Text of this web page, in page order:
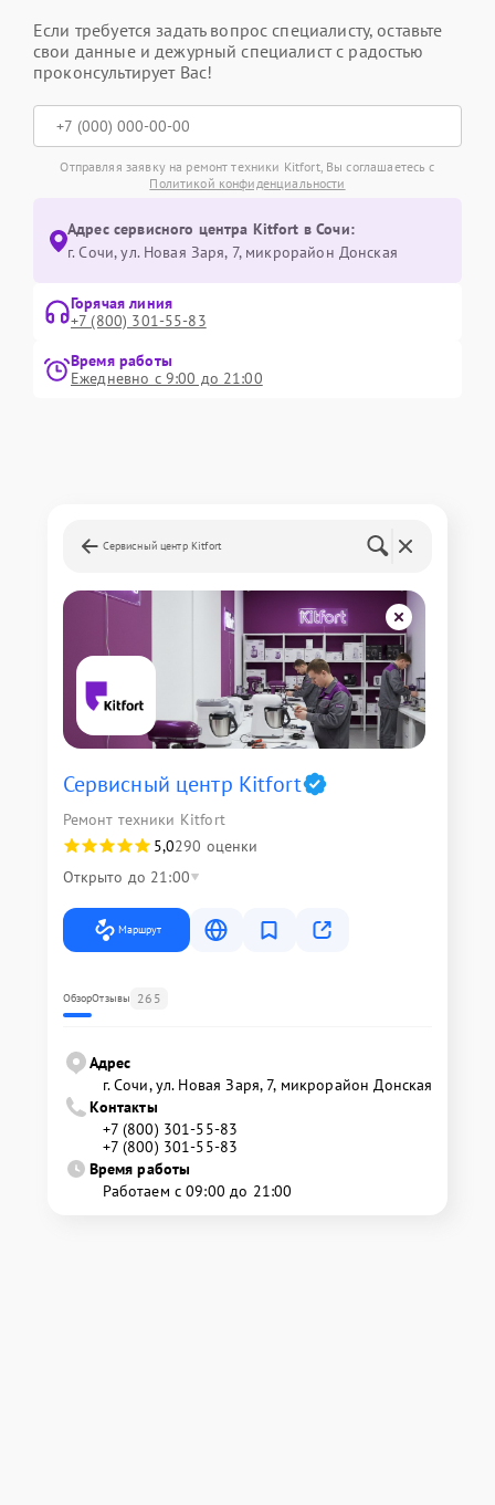
Если требуется задать вопрос специалисту, оставьте
свои данные и дежурный специалист с радостью
проконсультирует Вас!
Отправляя заявку на ремонт техники Kitfort, Вы соглашаетесь с
Политикой конфиденциальности
Адрес сервисного центра Kitfort в Сочи:
г. Сочи, ул. Новая Заря, 7, микрорайон Донская
Горячая линия
+7 (800) 301-55-83
Время работы
Ежедневно с 9:00 до 21:00
Сервисный центр Kitfort
Сервисный центр Kitfort
Ремонт техники Kitfort
5,0290 оценки
Открыто до 21:00
Маршрут
ОбзорОтзывы 265
Адрес
г. Сочи, ул. Новая Заря, 7, микрорайон Донская
Контакты
+7 (800) 301-55-83
+7 (800) 301-55-83
Время работы
Работаем с 09:00 до 21:00